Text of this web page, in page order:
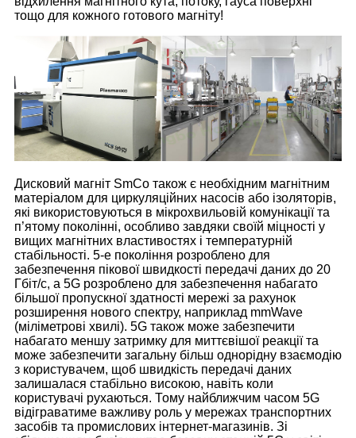
тощо для кожного готового магніту!
Дисковий магніт SmCo також є необхідним магнітним
матеріалом для циркуляційних насосів або ізоляторів,
які використовуються в мікрохвильовій комунікації та
п’ятому поколінні, особливо завдяки своїй міцності у
вищих магнітних властивостях і температурній
стабільності. 5-е покоління розроблено для
забезпечення пікової швидкості передачі даних до 20
Гбіт/с, а 5G розроблено для забезпечення набагато
більшої пропускної здатності мережі за рахунок
розширення нового спектру, наприклад mmWave
(міліметрові хвилі). 5G також може забезпечити
набагато меншу затримку для миттєвішої реакції та
може забезпечити загальну більш однорідну взаємодію
з користувачем, щоб швидкість передачі даних
залишалася стабільно високою, навіть коли
користувачі рухаються. Тому найближчим часом 5G
відіграватиме важливу роль у мережах транспортних
засобів та промислових інтернет-магазинів. Зі